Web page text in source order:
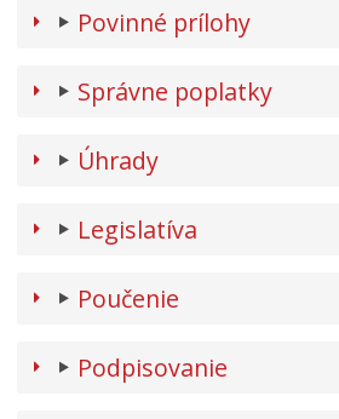
Povinné prílohy
Správne poplatky
Úhrady
Legislatíva
Poučenie
Podpisovanie